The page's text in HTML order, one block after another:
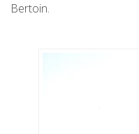
Bertoin.